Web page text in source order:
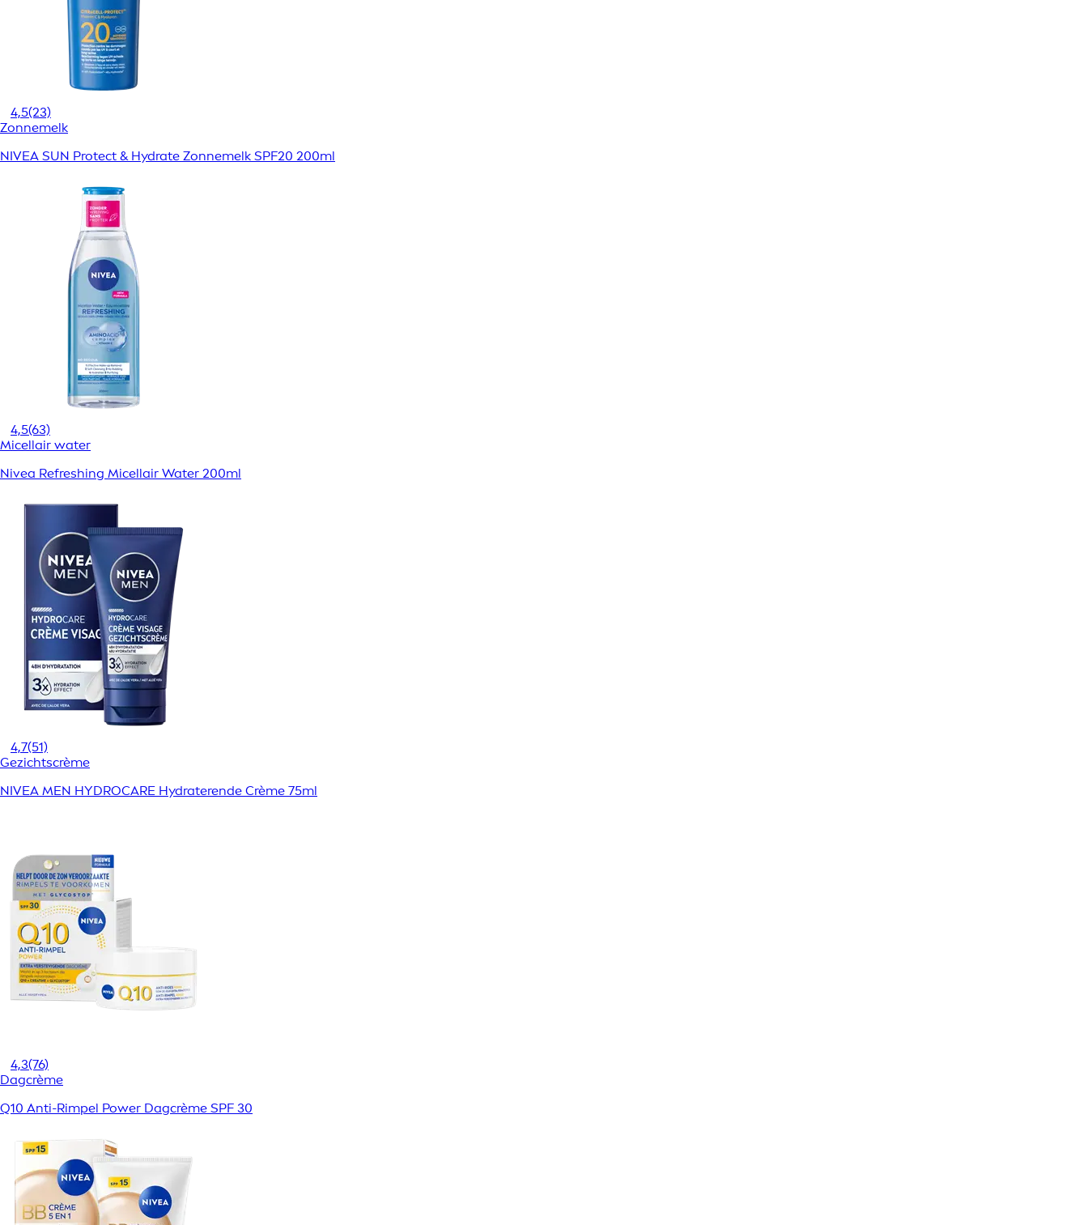
4,5(23)
Zonnemelk
NIVEA SUN Protect & Hydrate Zonnemelk SPF20 200ml
4,5(63)
Micellair water
Nivea Refreshing Micellair Water 200ml
4,7(51)
Gezichtscrème
NIVEA MEN HYDROCARE Hydraterende Crème 75ml
4,3(76)
Dagcrème
Q10 Anti-Rimpel Power Dagcrème SPF 30